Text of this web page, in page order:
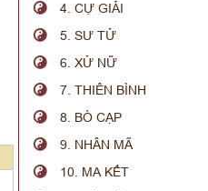
4. CỰ GIẢI
5. SƯ TỬ
6. XỬ NỮ
7. THIÊN BÌNH
8. BÒ CẠP
9. NHÂN MÃ
10. MA KẾT